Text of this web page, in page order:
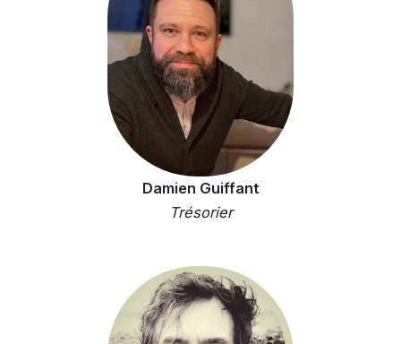
Damien Guiffant
Trésorier